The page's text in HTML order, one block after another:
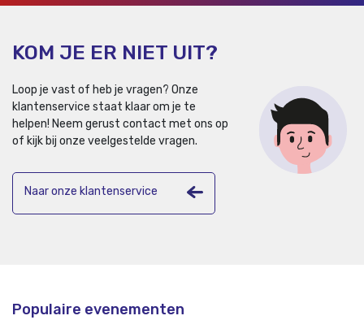
KOM JE ER NIET UIT?
Loop je vast of heb je vragen? Onze
klantenservice staat klaar om je te
helpen! Neem gerust contact met ons op
of kijk bij onze veelgestelde vragen.
Naar onze klantenservice
Populaire evenementen